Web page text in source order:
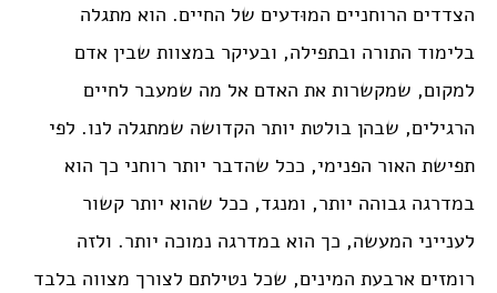
הצדדים הרוחניים המוּדעים של החיים. הוא מתגלה
בלימוד התורה ובתפילה, ובעיקר במצוות שבין אדם
למקום, שמקשרות את האדם אל מה שמעבר לחיים
הרגילים, שבהן בולטת יותר הקדושה שמתגלה לנו. לפי
תפישת האור הפנימי, ככל שהדבר יותר רוחני כך הוא
במדרגה גבוהה יותר, ומנגד, ככל שהוא יותר קשור
לענייני המעשה, כך הוא במדרגה נמוכה יותר. ולזה
רומזים ארבעת המינים, שכל נטילתם לצורך מצווה בלבד